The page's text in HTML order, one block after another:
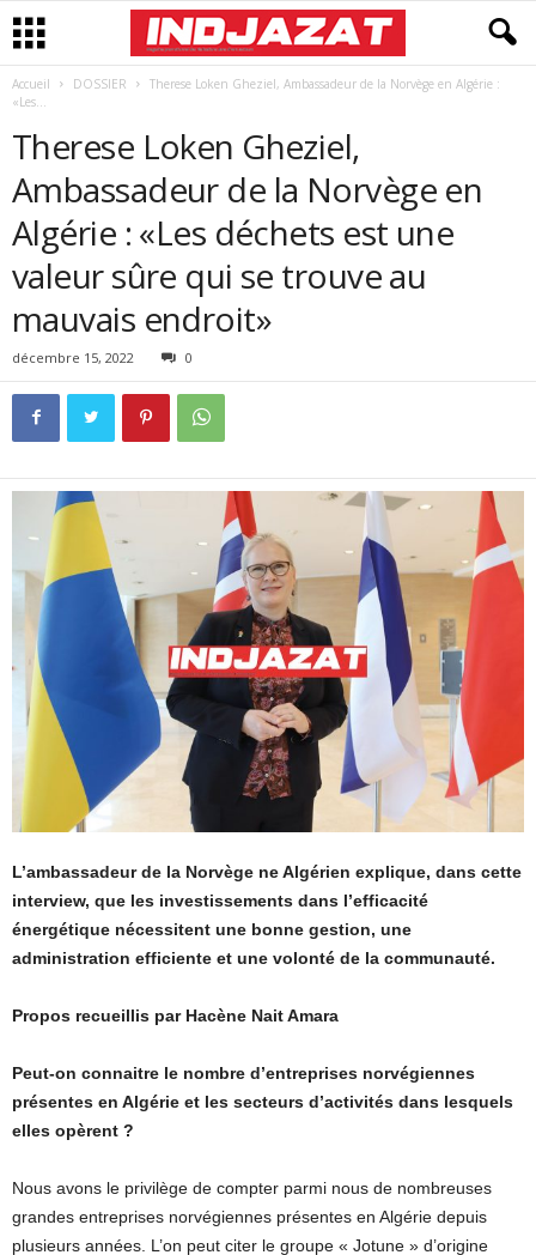
Accueil DOSSIER
Therese Loken Gheziel, Ambassadeur de la Norvège en Algérie :
«Les...
Therese Loken Gheziel,
Ambassadeur de la Norvège en
Algérie : «Les déchets est une
valeur sûre qui se trouve au
mauvais endroit»
décembre 15, 2022 0
L’ambassadeur de la Norvège ne Algérien explique, dans cette
interview, que les investissements dans l’efficacité
énergétique nécessitent une bonne gestion, une
administration efficiente et une volonté de la communauté.
Propos recueillis par Hacène Nait Amara
Peut-on connaitre le nombre d’entreprises norvégiennes
présentes en Algérie et les secteurs d’activités dans lesquels
elles opèrent ?
Nous avons le privilège de compter parmi nous de nombreuses
grandes entreprises norvégiennes présentes en Algérie depuis
plusieurs années. L’on peut citer le groupe « Jotune » d’origine